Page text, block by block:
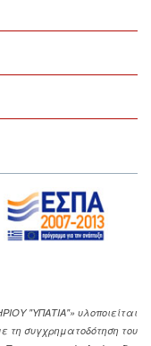
"ΥΠΑΤΙΑ"» υλοποιείται
τη συγχρηματοδότηση του